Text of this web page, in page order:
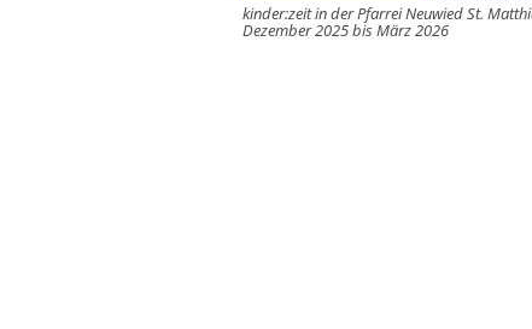
kinder:zeit in der Pfarrei Neuwied St.
Dezember 2025 bis März 2026